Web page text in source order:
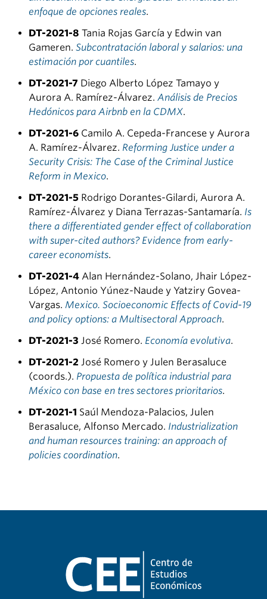
enfoque de opciones reales.
DT-2021-8 Tania Rojas García y Edwin van
Gameren. Subcontratación laboral y salarios: una
estimación por cuantiles.
DT-2021-7 Diego Alberto López Tamayo y
Aurora A. Ramírez-Álvarez. Análisis de Precios
Hedónicos para Airbnb en la CDMX.
DT-2021-6 Camilo A. Cepeda-Francese y Aurora
A. Ramírez-Álvarez. Reforming Justice under a
Security Crisis: The Case of the Criminal Justice
Reform in Mexico.
DT-2021-5 Rodrigo Dorantes-Gilardi, Aurora A.
Ramírez-Álvarez y Diana Terrazas-Santamaría. Is
there a differentiated gender effect of collaboration
with super-cited authors? Evidence from early-
career economists.
DT-2021-4 Alan Hernández-Solano, Jhair López-
López, Antonio Yúnez-Naude y Yatziry Govea-
Vargas. Mexico. Socioeconomic Effects of Covid-19
and policy options: a Multisectoral Approach.
DT-2021-3 José Romero. Economía evolutiva.
DT-2021-2 José Romero y Julen Berasaluce
(coords.). Propuesta de política industrial para
México con base en tres sectores prioritarios.
DT-2021-1 Saúl Mendoza-Palacios, Julen
Berasaluce, Alfonso Mercado. Industrialization
and human resources training: an approach of
policies coordination.